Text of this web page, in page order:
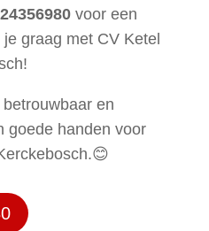
voor een
graag met CV Ketel
en
goede handen voor